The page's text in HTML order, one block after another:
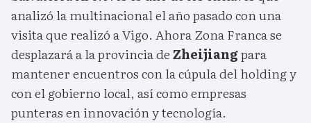
analizó la multinacional el año pasado con una
visita que realizó a Vigo. Ahora Zona Franca se
desplazará a la provincia deZheijiangpara
mantener encuentros con la cúpula del holding y
con el gobierno local, así como empresas
punteras en innovación y tecnología.